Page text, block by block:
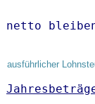
netto
ausführlicher